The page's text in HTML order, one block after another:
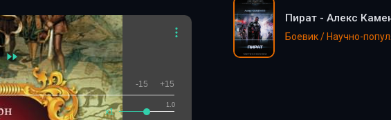
1.0
x1
-15 +15
Пират - Алекс